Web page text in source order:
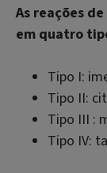
As reações
em quatro
Tipo I:
Tipo II:
Tipo III :
Tipo IV: